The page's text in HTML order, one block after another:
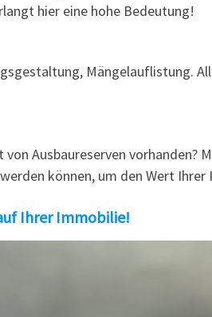
hier eine hohe Bedeutung!
Mängelauflistung.
Ausbaureserven vorhanden?
können, um den Wert
Ihrer Immobilie!